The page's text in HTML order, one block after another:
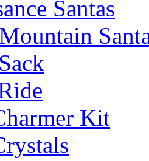
Santas
Kit